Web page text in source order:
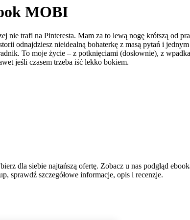
MOBI
trafi na Pinteresta. Mam za to lewą nogę krótszą od
odnajdziesz nieidealną bohaterkę z masą pytań i
To moje życie – z potknięciami (dosłownie), z
jeśli czasem trzeba iść lekko bokiem.
dla siebie najtańszą ofertę. Zobacz u nas podgląd
sprawdź szczegółowe informacje, opis i recenzje.